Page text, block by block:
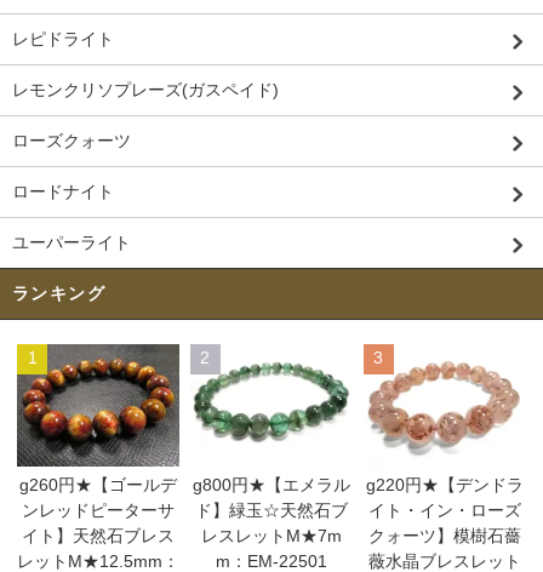
レピドライト
レモンクリソプレーズ(ガスペイド)
ローズクォーツ
ロードナイト
ユーパーライト
ランキング
1
g260円★【ゴールデ
ンレッドピーターサ
イト】天然石ブレス
レットM★12.5mm：
2
g800円★【エメラル
ド】緑玉☆天然石ブ
レスレットM★7m
m：EM-22501
3
g220円★【デンドラ
イト・イン・ローズ
クォーツ】模樹石薔
薇水晶ブレスレット